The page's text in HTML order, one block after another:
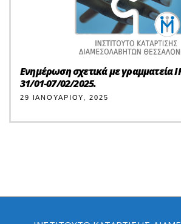
Ενημέρωση σχετικά με γραμματεία
31/01-07/02/2025.
29 ΙΑΝΟΥΑΡΊΟΥ, 2025